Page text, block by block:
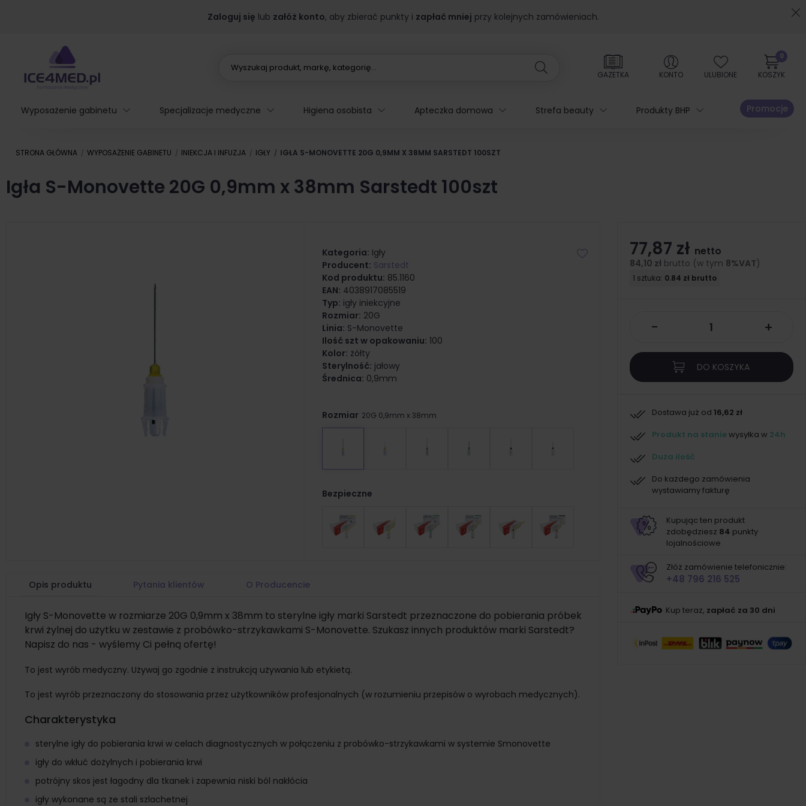
Zaloguj się lub załóż konto, aby zbierać punkty i zapłać mniej przy kolejnych zamówieniach.
GAZETKA KONTO ULUBIONE KOSZYK
0
Wyposażenie gabinetu Specjalizacje medyczne Higiena osobista Apteczka domowa Strefa beauty Produkty BHP Promocje
STRONA GŁÓWNA WYPOSAŻENIE GABINETU INIEKCJA I INFUZJA IGŁY IGŁA S-MONOVETTE 20G 0,9MM X 38MM SARSTEDT 100SZT
Igła S-Monovette 20G 0,9mm x 38mm Sarstedt 100szt
Kategoria: Igły
Producent: Sarstedt
Kod produktu: 85.1160
EAN: 4038917085519
Typ: igły iniekcyjne
Rozmiar: 20G
Linia: S-Monovette
Ilość szt w opakowaniu: 100
Kolor: żółty
Sterylność: jałowy
Średnica: 0,9mm
Rozmiar 20G 0,9mm x 38mm
Bezpieczne
77,87 zł netto
84,10 złbrutto (w tym 8%VAT)
1 sztuka: 0.84 zł brutto
- +
DO KOSZYKA
Dostawa już od 16,62 zł
Produkt na staniewysyłka w 24h
Duża ilość
Do każdego zamówienia
wystawiamy fakturę
Kupując ten produkt
zdobędziesz 84 punkty
lojalnościowe
Złóż zamówienie telefonicznie:
+48 796 216 525
Kup teraz, zapłać za 30 dni
Opis produktu Pytania klientów O Producencie
Igły S-Monovette w rozmiarze 20G 0,9mm x 38mm to sterylne igły marki Sarstedt przeznaczone do pobierania próbek
krwi żylnej do użytku w zestawie z probówko-strzykawkami S-Monovette. Szukasz innych produktów marki Sarstedt?
Napisz do nas - wyślemy Ci pełną ofertę!
To jest wyrób medyczny. Używaj go zgodnie z instrukcją używania lub etykietą.
To jest wyrób przeznaczony do stosowania przez użytkowników profesjonalnych (w rozumieniu przepisów o wyrobach medycznych).
Charakterystyka
sterylne igły do pobierania krwi w celach diagnostycznych w połączeniu z probówko-strzykawkami w systemie Smonovette
igły do wkłuć dożylnych i pobierania krwi
potrójny skos jest łagodny dla tkanek i zapewnia niski ból nakłócia
igły wykonane są ze stali szlachetnej